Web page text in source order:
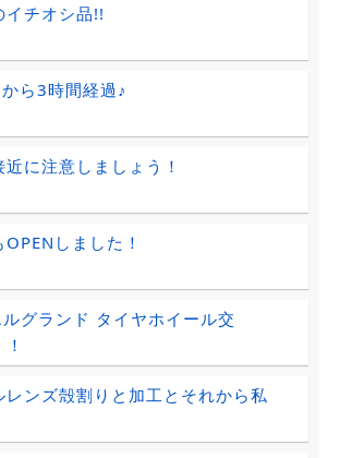
イチオシ品!!
ら3時間経過♪
近に注意しましょう！
しました！
グランド タイヤホイール交
レンズ殻割りと加工とそれから私